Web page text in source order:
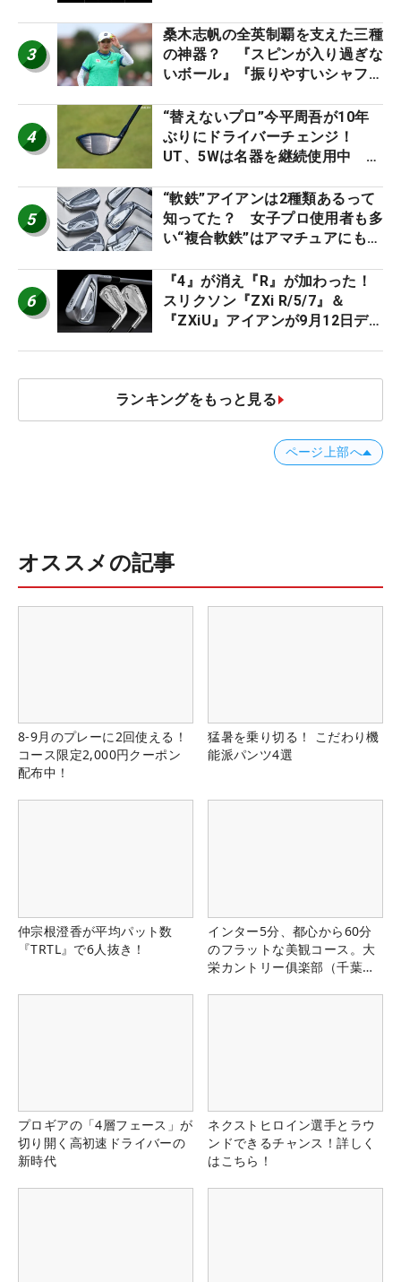
3
桑木志帆の全英制覇を支えた三種
の神器？ 『スピンが入り過ぎな
いボール』『振りやすいシャフ
ー』 #女子プロセッティング
4
“替えないプロ”今平周吾が10年
ぶりにドライバーチェンジ！
UT、5Wは名器を継続使用中 #
5
“軟鉄”アイアンは2種類あるって
知ってた？ 女子プロ使用者も多
い“複合軟鉄”はアマチュアにもオ
6
『4』が消え『R』が加わった！
スリクソン『ZXi R/5/7』＆
『ZXiU』アイアンが9月12日デ
ランキングをもっと見る
ページ上部へ
オススメの記事
8-9月のプレーに2回使える！
コース限定2,000円クーポン
配布中！
猛暑を乗り切る！ こだわり機
能派パンツ4選
仲宗根澄香が平均パット数
『TRTL』で6人抜き！
インター5分、都心から60分
のフラットな美観コース。大
栄カントリー俱楽部（千葉
プロギアの「4層フェース」が
切り開く高初速ドライバーの
新時代
ネクストヒロイン選手とラウ
ンドできるチャンス！詳しく
はこちら！